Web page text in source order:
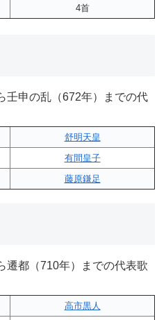
4首
壬申の乱（672年）までの代
舒明天皇
有間皇子
藤原鎌足
遷都（710年）までの代表歌
高市黒人